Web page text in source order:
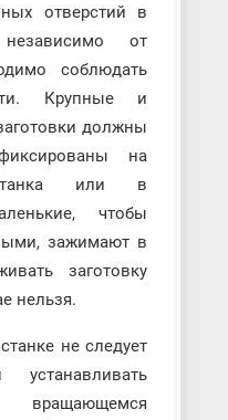
отверстий в
от
соблюдать
Крупные и
должны
на
или в
чтобы
зажимают в
заготовку
нельзя.
не следует